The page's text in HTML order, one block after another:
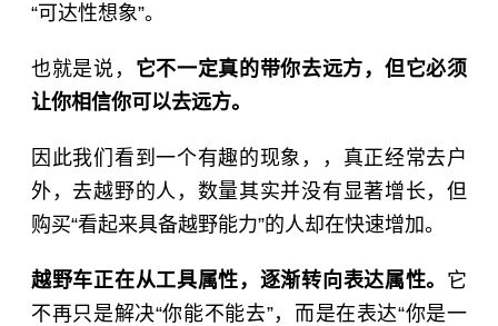
“可达性想象”。
也就是说， 它不一定真的带你去远方，但它必须
让你相信你可以去远方。
因此我们看到一个有趣的现象，，真正经常去户
外，去越野的人，数量其实并没有显著增长，但
购买“看起来具备越野能力”的人却在快速增加。
越野车正在从工具属性，逐渐转向表达属性。 它
不再只是解决“你能不能去”，而是在表达“你是一